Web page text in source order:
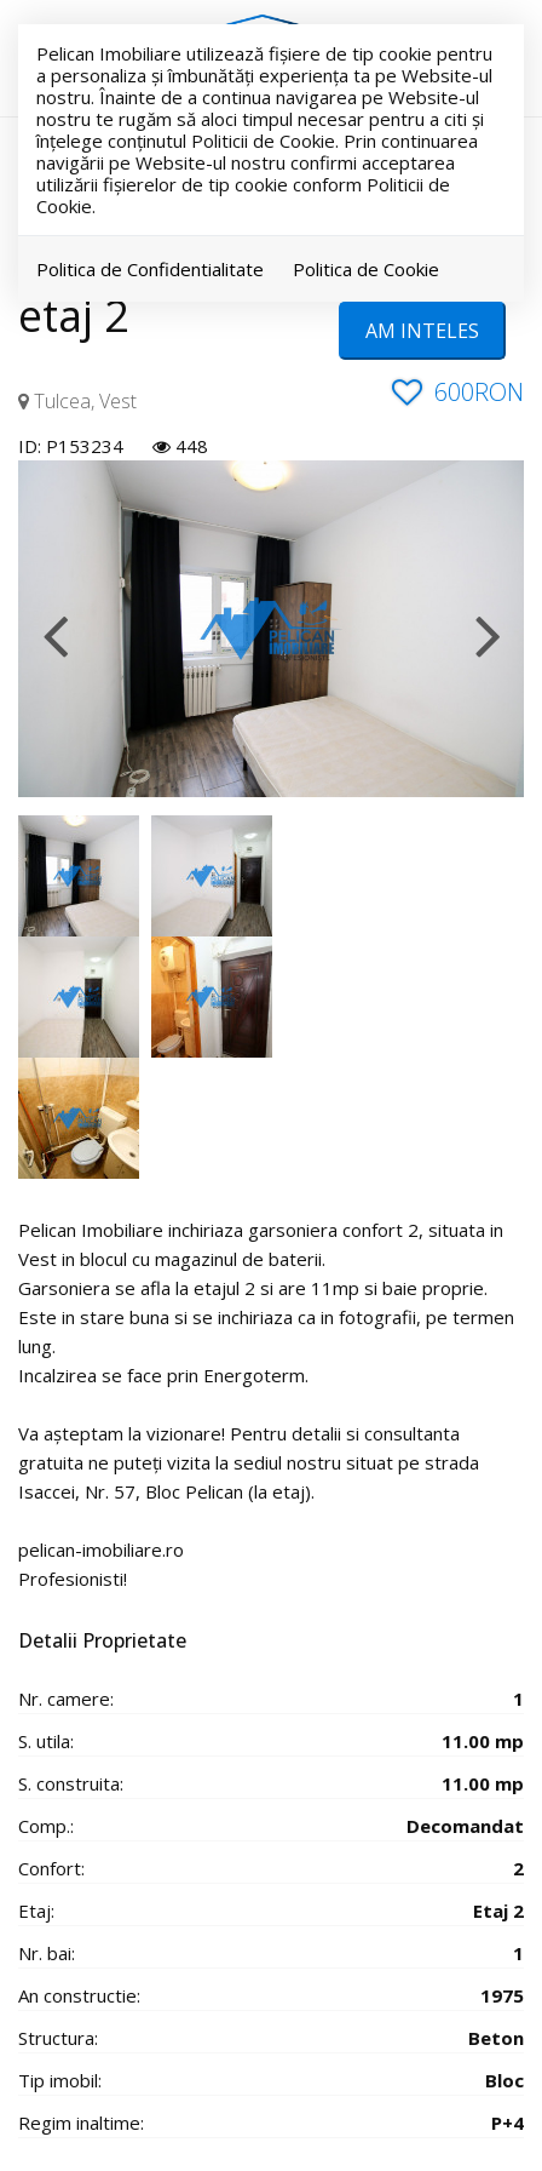
Pelican Imobiliare utilizează fişiere de tip cookie pentru
a personaliza și îmbunătăți experiența ta pe Website-ul
nostru. Înainte de a continua navigarea pe Website-ul
nostru te rugăm să aloci timpul necesar pentru a citi și
înțelege conținutul Politicii de Cookie. Prin continuarea
navigării pe Website-ul nostru confirmi acceptarea
utilizării fişierelor de tip cookie conform Politicii de
Cookie.
Politica de Confidentialitate Politica de Cookie
AM INTELES
Acest anunt este retras !
Vest, garsoniera 11mp,
etaj 2
Tulcea, Vest 600RON
ID: P153234 448
RETRAS
Pelican Imobiliare inchiriaza garsoniera confort 2, situata in
Vest in blocul cu magazinul de baterii.
Garsoniera se afla la etajul 2 si are 11mp si baie proprie.
Este in stare buna si se inchiriaza ca in fotografii, pe termen
lung.
Incalzirea se face prin Energoterm.
Va așteptam la vizionare! Pentru detalii si consultanta
gratuita ne puteți vizita la sediul nostru situat pe strada
Isaccei, Nr. 57, Bloc Pelican (la etaj).
pelican-imobiliare.ro
Profesionisti!
Detalii Proprietate
Nr. camere:
1
S. utila:
11.00 mp
S. construita:
11.00 mp
Comp.:
Decomandat
Confort:
2
Etaj:
Etaj 2
Nr. bai:
1
An constructie:
1975
Structura:
Beton
Tip imobil:
Bloc
Regim inaltime:
P+4